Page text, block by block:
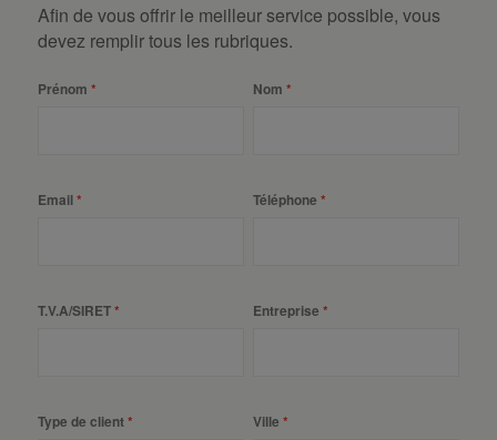
Afin de vous offrir le meilleur service possible, vous
devez remplir tous les rubriques.
Prénom Nom
Email Téléphone
T.V.A/SIRET Entreprise
Type de client Ville